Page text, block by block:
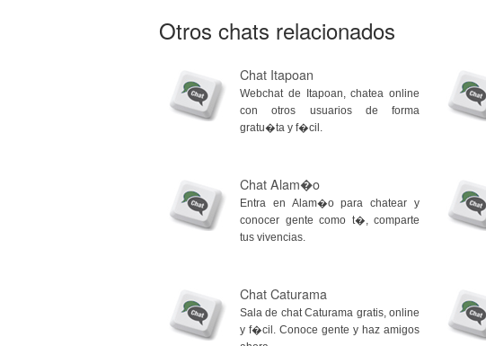
Otros chats relacionados
Chat Itapoan
Webchat de Itapoan, chatea online
con otros usuarios de forma
gratu�ta y f�cil.
Chat Alam�o
Entra en Alam�o para chatear y
conocer gente como t�, comparte
tus vivencias.
Chat Caturama
Sala de chat Caturama gratis, online
y f�cil. Conoce gente y haz amigos